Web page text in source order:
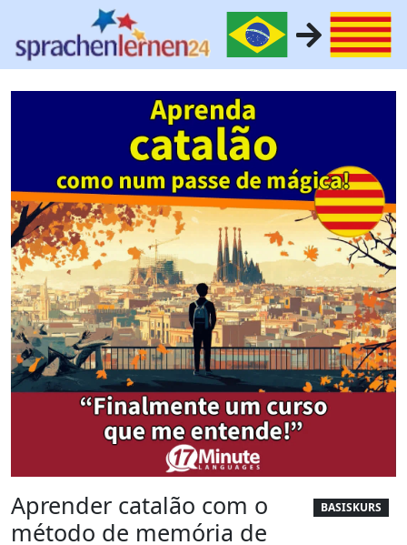
BASISKURS
Aprender catalão com o
método de memória de